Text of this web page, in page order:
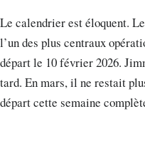
Le calendrier est éloquent.
l’un des plus centraux
départ le 10 février 2026.
tard. En mars, il ne restait
départ cette semaine